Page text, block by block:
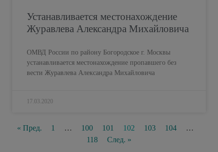
Устанавливается местонахождение
Журавлева Александра Михайловича
ОМВД России по району Богородское г. Москвы
устанавливается местонахождение пропавшего без
вести Журавлева Александра Михайловича
17.03.2020
« Пред. 1 … 100 101 102 103 104
…
118
След. »